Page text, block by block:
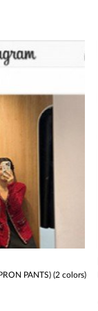
PANTS) (2 colors)